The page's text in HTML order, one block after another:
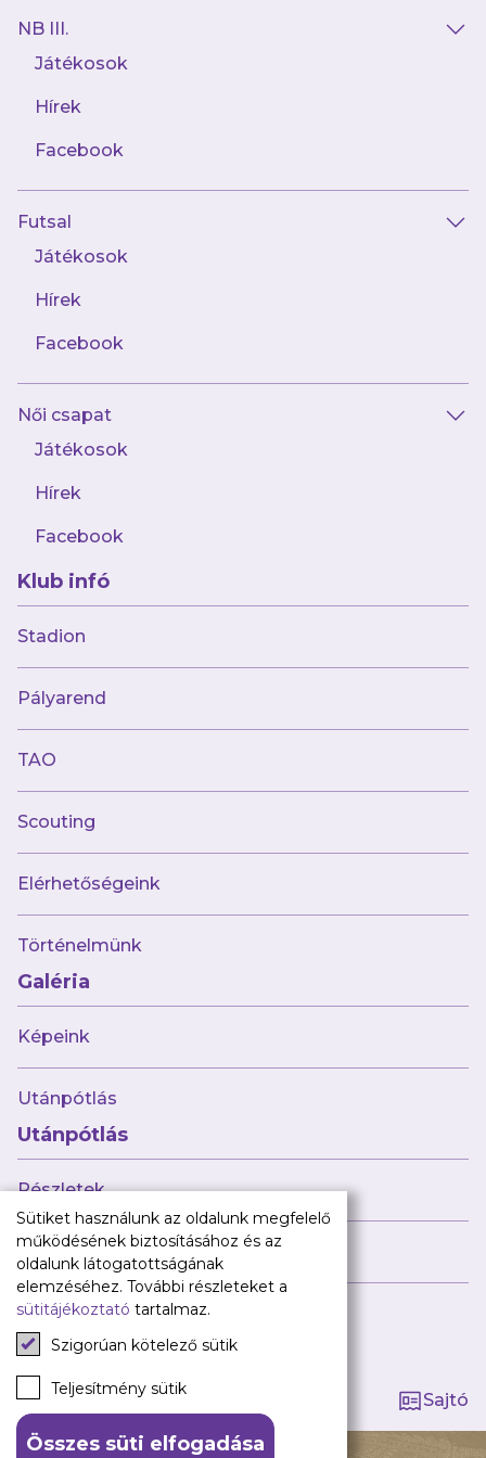
NB III.
Játékosok
Hírek
Facebook
Futsal
Játékosok
Hírek
Facebook
Női csapat
Játékosok
Hírek
Facebook
Klub infó
Stadion
Pályarend
TAO
Scouting
Elérhetőségeink
Történelmünk
Galéria
Képeink
Utánpótlás
Utánpótlás
Részletek
Híreink
Tagság kezelése
Sajtó
mérkőzéseket és exkluzív tartalmakat elsőként!
AJÁNLÓ
„A tűzoltókba bele van kódolva a
Múltunk
Jelenünk
Meccseink
Híreink
Csapataink
Galéria
Utánpótlás
Babaváró
ajándékcsomag
Újpest FC
TAO
Klub infó
Sajtó
Press Kit
Újpest FC Shop
Digitális felületeink
Facebook
Instagram
Tiktok
Youtube
Spotify
Sütiket használunk az oldalunk megfelelő
működésének biztosításához és az
oldalunk látogatottságának
elemzéséhez. További részleteket a
sütitájékoztató tartalmaz.
Szigorúan kötelező sütik
Teljesítmény sütik
Összes süti elfogadása